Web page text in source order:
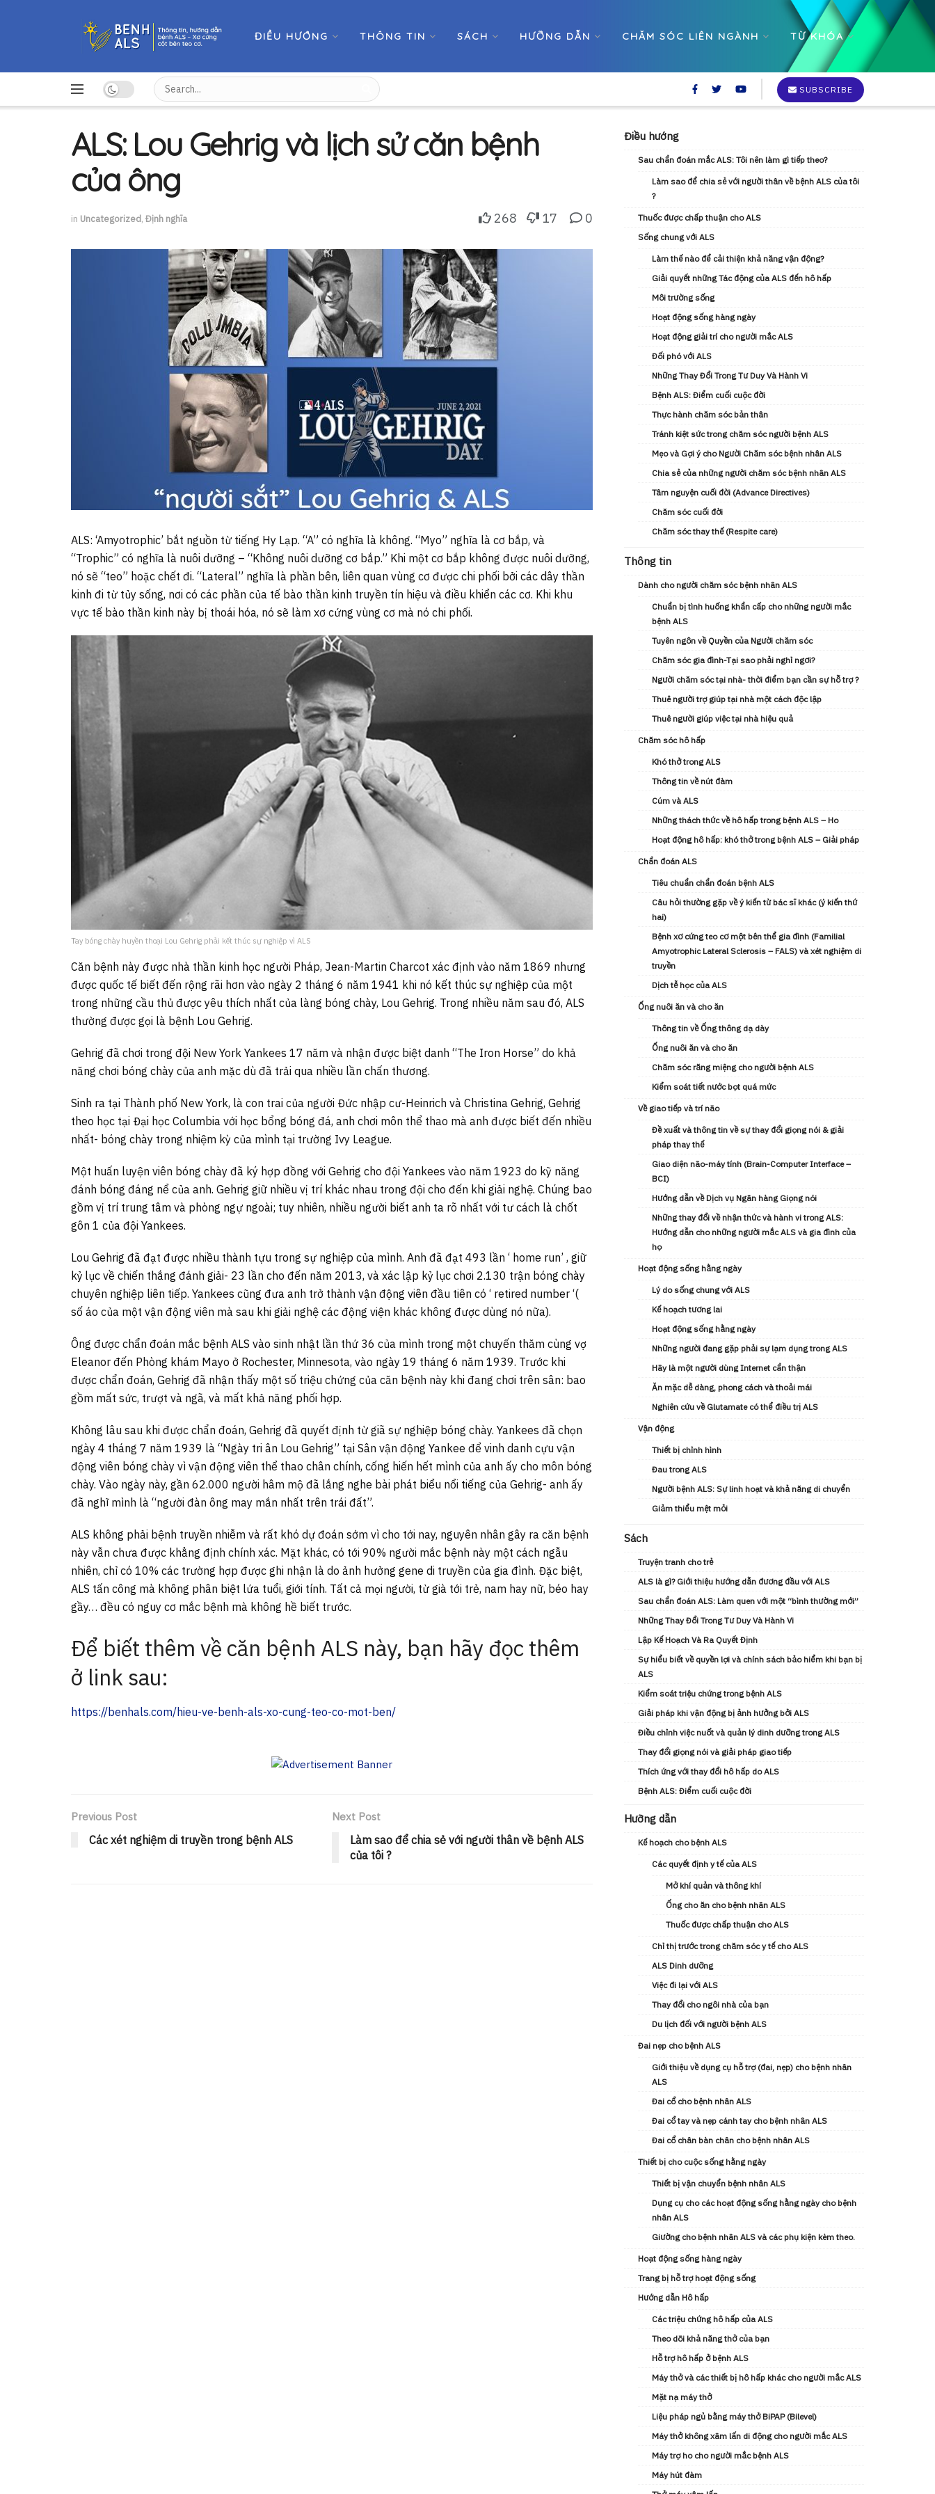
ĐIỀU HƯỚNG THÔNG TIN SÁCH HƯỠNG DẪN CHĂM SÓC LIÊN NGÀNH TỪ KHÓA
SUBSCRIBE
ALS: Lou Gehrig và lịch sử căn bệnh
của ông
in Uncategorized, Định nghĩa 268 17 0
ALS: ‘Amyotrophic’ bắt nguồn từ tiếng Hy Lạp. “A” có nghĩa là không. “Myo” nghĩa là cơ bắp, và
“Trophic” có nghĩa là nuôi dưỡng – “Không nuôi dưỡng cơ bắp.” Khi một cơ bắp không được nuôi dưỡng,
nó sẽ “teo” hoặc chết đi. “Lateral” nghĩa là phần bên, liên quan vùng cơ được chi phối bởi các dây thần
kinh đi từ tủy sống, nơi có các phần của tế bào thần kinh truyền tín hiệu và điều khiển các cơ. Khi khu
vực tế bào thần kinh này bị thoái hóa, nó sẽ làm xơ cứng vùng cơ mà nó chi phối.
Tay bóng chày huyền thoại Lou Gehrig phải kết thúc sự nghiệp vì ALS
Căn bệnh này được nhà thần kinh học người Pháp, Jean-Martin Charcot xác định vào năm 1869 nhưng
được quốc tế biết đến rộng rãi hơn vào ngày 2 tháng 6 năm 1941 khi nó kết thúc sự nghiệp của một
trong những cầu thủ được yêu thích nhất của làng bóng chày, Lou Gehrig. Trong nhiều năm sau đó, ALS
thường được gọi là bệnh Lou Gehrig.
Gehrig đã chơi trong đội New York Yankees 17 năm và nhận được biệt danh “The Iron Horse” do khả
năng chơi bóng chày của anh mặc dù đã trải qua nhiều lần chấn thương.
Sinh ra tại Thành phố New York, là con trai của người Đức nhập cư-Heinrich và Christina Gehrig, Gehrig
theo học tại Đại học Columbia với học bổng bóng đá, anh chơi môn thể thao mà anh được biết đến nhiều
nhất- bóng chày trong nhiệm kỳ của mình tại trường Ivy League.
Một huấn luyện viên bóng chày đã ký hợp đồng với Gehrig cho đội Yankees vào năm 1923 do kỹ năng
đánh bóng đáng nể của anh. Gehrig giữ nhiều vị trí khác nhau trong đội cho đến khi giải nghệ. Chúng bao
gồm vị trí trung tâm và phòng ngự ngoài; tuy nhiên, nhiều người biết anh ta rõ nhất với tư cách là chốt
gôn 1 của đội Yankees.
Lou Gehrig đã đạt được nhiều thành tựu trong sự nghiệp của mình. Anh đã đạt 493 lần ‘ home run’ , giữ
kỷ lục về chiến thắng đánh giải- 23 lần cho đến năm 2013, và xác lập kỷ lục chơi 2.130 trận bóng chày
chuyên nghiệp liên tiếp. Yankees cũng đưa anh trở thành vận động viên đầu tiên có ‘ retired number ‘(
số áo của một vận động viên mà sau khi giải nghệ các động viện khác không được dùng nó nữa).
Ông được chẩn đoán mắc bệnh ALS vào sinh nhật lần thứ 36 của mình trong một chuyến thăm cùng vợ
Eleanor đến Phòng khám Mayo ở Rochester, Minnesota, vào ngày 19 tháng 6 năm 1939. Trước khi
được chẩn đoán, Gehrig đã nhận thấy một số triệu chứng của căn bệnh này khi đang chơi trên sân: bao
gồm mất sức, trượt và ngã, và mất khả năng phối hợp.
Không lâu sau khi được chẩn đoán, Gehrig đã quyết định từ giã sự nghiệp bóng chày. Yankees đã chọn
ngày 4 tháng 7 năm 1939 là “Ngày tri ân Lou Gehrig” tại Sân vận động Yankee để vinh danh cựu vận
động viên bóng chày vì vận động viên thể thao chân chính, cống hiến hết mình của anh ấy cho môn bóng
chày. Vào ngày này, gần 62.000 người hâm mộ đã lắng nghe bài phát biểu nổi tiếng của Gehrig- anh ấy
đã nghĩ mình là “người đàn ông may mắn nhất trên trái đất”.
ALS không phải bệnh truyền nhiễm và rất khó dự đoán sớm vì cho tới nay, nguyên nhân gây ra căn bệnh
này vẫn chưa được khẳng định chính xác. Mặt khác, có tới 90% người mắc bệnh này một cách ngẫu
nhiên, chỉ có 10% các trường hợp được ghi nhận là do ảnh hưởng gene di truyền của gia đình. Đặc biệt,
ALS tấn công mà không phân biệt lứa tuổi, giới tính. Tất cả mọi người, từ già tới trẻ, nam hay nữ, béo hay
gầy… đều có nguy cơ mắc bệnh mà không hề biết trước.
Để biết thêm về căn bệnh ALS này, bạn hãy đọc thêm
ở link sau:
https://benhals.com/hieu-ve-benh-als-xo-cung-teo-co-mot-ben/
Previous Post
Các xét nghiệm di truyền trong bệnh ALS
Next Post
Làm sao để chia sẻ với người thân về bệnh ALS
của tôi ?
Điều hướng
Sau chẩn đoán mắc ALS: Tôi nên làm gì tiếp theo?
Làm sao để chia sẻ với người thân về bệnh ALS của tôi
?
Thuốc được chấp thuận cho ALS
Sống chung với ALS
Làm thế nào để cải thiện khả năng vận động?
Giải quyết những Tác động của ALS đến hô hấp
Môi trường sống
Hoạt động sống hàng ngày
Hoạt động giải trí cho người mắc ALS
Đối phó với ALS
Những Thay Đổi Trong Tư Duy Và Hành Vi
Bệnh ALS: Điểm cuối cuộc đời
Thực hành chăm sóc bản thân
Tránh kiệt sức trong chăm sóc người bệnh ALS
Mẹo và Gợi ý cho Người Chăm sóc bệnh nhân ALS
Chia sẻ của những người chăm sóc bệnh nhân ALS
Tâm nguyện cuối đời (Advance Directives)
Chăm sóc cuối đời
Chăm sóc thay thế (Respite care)
Thông tin
Dành cho người chăm sóc bệnh nhân ALS
Chuẩn bị tình huống khẩn cấp cho những người mắc
bệnh ALS
Tuyên ngôn về Quyền của Người chăm sóc
Chăm sóc gia đình-Tại sao phải nghỉ ngơi?
Người chăm sóc tại nhà- thời điểm bạn cần sự hỗ trợ ?
Thuê người trợ giúp tại nhà một cách độc lập
Thuê người giúp việc tại nhà hiệu quả
Chăm sóc hô hấp
Khó thở trong ALS
Thông tin về nút đàm
Cúm và ALS
Những thách thức về hô hấp trong bệnh ALS – Ho
Hoạt động hô hấp: khó thở trong bệnh ALS – Giải pháp
Chẩn đoán ALS
Tiêu chuẩn chẩn đoán bệnh ALS
Câu hỏi thường gặp về ý kiến từ bác sĩ khác (ý kiến ​thứ
hai)
Bệnh xơ cứng teo cơ một bên thể gia đình (Familial
Amyotrophic Lateral Sclerosis – FALS) và xét nghiệm di
truyền
Dịch tễ học của ALS
Ống nuôi ăn và cho ăn
Thông tin về Ống thông dạ dày
Ống nuôi ăn và cho ăn
Chăm sóc răng miệng cho người bệnh ALS
Kiểm soát tiết nước bọt quá mức
Về giao tiếp và trí não
Đề xuất và thông tin về sự thay đổi giọng nói & giải
pháp thay thế
Giao diện não-máy tính (Brain-Computer Interface –
BCI)
Hướng dẫn về Dịch vụ Ngân hàng Giọng nói
Những thay đổi về nhận thức và hành vi trong ALS:
Hướng dẫn cho những người mắc ALS và gia đình của
họ
Hoạt động sống hằng ngày
Lý do sống chung với ALS
Kế hoạch tương lai
Hoạt động sống hằng ngày
Những người đang gặp phải sự lạm dụng trong ALS
Hãy là một người dùng Internet cẩn thận
Ăn mặc dễ dàng, phong cách và thoải mái
Nghiên cứu về Glutamate có thể điều trị ALS
Vận động
Thiết bị chỉnh hình
Đau trong ALS
Người bệnh ALS: Sự linh hoạt và khả năng di chuyển
Giảm thiểu mệt mỏi
Sách
Truyện tranh cho trẻ
ALS là gì? Giới thiệu hướng dẫn đương đầu với ALS
Sau chẩn đoán ALS: Làm quen với một “bình thường mới”
Những Thay Đổi Trong Tư Duy Và Hành Vi
Lập Kế Hoạch Và Ra Quyết Định
Sự hiểu biết về quyền lợi và chính sách bảo hiểm khi bạn bị
ALS
Kiểm soát triệu chứng trong bệnh ALS
Giải pháp khi vận động bị ảnh hưởng bởi ALS
Điều chỉnh việc nuốt và quản lý dinh dưỡng trong ALS
Thay đổi giọng nói và giải pháp giao tiếp
Thích ứng với thay đổi hô hấp do ALS
Bệnh ALS: Điểm cuối cuộc đời
Hưỡng dẫn
Kế hoạch cho bệnh ALS
Các quyết định y tế của ALS
Mở khí quản và thông khí
Ống cho ăn cho bệnh nhân ALS
Thuốc được chấp thuận cho ALS
Chỉ thị trước trong chăm sóc y tế cho ALS
ALS Dinh dưỡng
Việc đi lại với ALS
Thay đổi cho ngôi nhà của bạn
Du lịch đối với người bệnh ALS
Đai nẹp cho bệnh ALS
Giới thiệu về dụng cụ hỗ trợ (đai, nẹp) cho bệnh nhân
ALS
Đai cổ cho bệnh nhân ALS
Đai cổ tay và nẹp cánh tay cho bệnh nhân ALS
Đai cổ chân bàn chân cho bệnh nhân ALS
Thiết bị cho cuộc sống hằng ngày
Thiết bị vận chuyển bệnh nhân ALS
Dụng cụ cho các hoạt động sống hằng ngày cho bệnh
nhân ALS
Giường cho bệnh nhân ALS và các phụ kiện kèm theo.
Hoạt động sống hàng ngày
Trang bị hỗ trợ hoạt động sống
Hướng dẫn Hô hấp
Các triệu chứng hô hấp của ALS
Theo dõi khả năng thở của bạn
Hỗ trợ hô hấp ở bệnh ALS
Máy thở và các thiết bị hô hấp khác cho người mắc ALS
Mặt nạ máy thở
Liệu pháp ngủ bằng máy thở BiPAP (Bilevel)
Máy thở không xâm lấn di động cho người mắc ALS
Máy trợ ho cho người mắc bệnh ALS
Máy hút đàm